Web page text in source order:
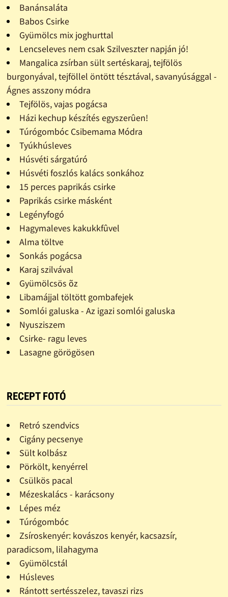
Banánsaláta
Babos Csirke
Gyümölcs mix joghurttal
Lencseleves nem csak Szilveszter napján jó!
Mangalica zsírban sült sertéskaraj, tejfölös
burgonyával, tejföllel öntött tésztával, savanyúsággal -
Ágnes asszony módra
Tejfölös, vajas pogácsa
Házi kechup készítés egyszerûen!
Túrógombóc Csibemama Módra
Tyúkhúsleves
Húsvéti sárgatúró
Húsvéti foszlós kalács sonkához
15 perces paprikás csirke
Paprikás csirke másként
Legényfogó
Hagymaleves kakukkfûvel
Alma töltve
Sonkás pogácsa
Karaj szilvával
Gyümölcsös õz
Libamájjal töltött gombafejek
Somlói galuska - Az igazi somlói galuska
Nyusziszem
Csirke- ragu leves
Lasagne görögösen
RECEPT FOTÓ
Retró szendvics
Cigány pecsenye
Sült kolbász
Pörkölt, kenyérrel
Csülkös pacal
Mézeskalács - karácsony
Lépes méz
Túrógombóc
Zsíroskenyér: kovászos kenyér, kacsazsír,
paradicsom, lilahagyma
Gyümölcstál
Húsleves
Rántott sertésszelez, tavaszi rizs